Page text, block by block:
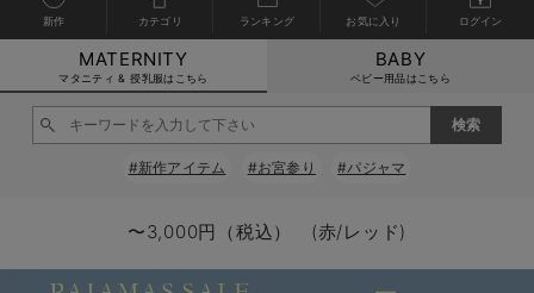
マタニティウェア全て
マタニティ ワンピース
マタニティ 下着・インナー全て
授乳ブラ・マタニティブラ（マタニティインナー・産後用品）
授乳服全て
マタニティ フォーマル全て
マタニティ スーツ
授乳用品全て
妊婦用 抱き枕・授乳クッション
マタニティレッグウェア全て
マタニティストッキング・タイツ
マタニティ ボディケア全て
アウトレット全て
【アウトレット】ワンピース
特集全て
再入荷全て
再入荷｜インナー
戻る
送料無料アイテム全て
ワンピース
戻る
ブラキャミ おまとめ
戻る
【37周年祭セール】
【37周年祭セール】
戻る
気温差別オススメア
【15℃】3月下旬～
戻る
動きやすく着回しで
戻る
強撚スムース(コスパ
戻る
マタニティウェア
【おまとめ割】パジ
戻る
こだわりの履き心地
カジュアル
戻る
ジャケット派
戻る
出産準備応援割全て
マタニティパジャマ
戻る
【オフィスカジュア
戻る
レギンスタイプ
戻る
【フォーマル】ワン
戻る
【ベビー】長袖
戻る
ハンカチ
戻る
快適ウェア10%OFF
戻る
春のマタニティワン
セットアップ・ レイ
戻る
Gift Selection 出産
〜3,000円（税込）
戻る
冬の冷え対策インナ
薄くてあったか
戻る
入院準備の持ち物チ
入院してすぐ使うグ
戻る
冬のあったか特集全て
【冬のあったか特集
新作 カテゴリ ランキング お気に入り ログイン
MATERNITY
マタニティ & 授乳服はこちら
BABY
ベビー用品はこちら
#新作アイテム #お宮参り #パジャマ
〜3,000円（税込） (赤/レッド)
カートに入れる
閉じる